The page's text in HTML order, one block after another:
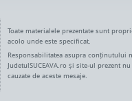
Toate materialele prezentate sunt
acolo unde este specificat.
Responsabilitatea asupra conținutului
JudetulSUCEAVA.ro și site-ul prezent
cauzate de aceste mesaje.